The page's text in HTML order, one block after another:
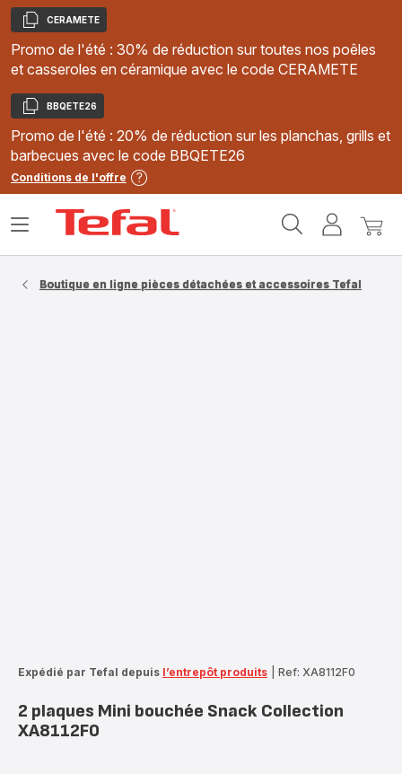
Copier
CERAMETE
Promo de l'été : 30% de réduction sur toutes nos poêles
et casseroles en céramique avec le code CERAMETE
Copier
BBQETE26
Promo de l'été : 20% de réduction sur les planchas, grills et
barbecues avec le code BBQETE26
Conditions de l'offre
MonMon
Ouvrir
Boutique en ligne pièces détachées et accessoires Tefal
Expédié par Tefal depuis l’entrepôt produits Ref: XA8112F0
2 plaques Mini bouchée Snack Collection
XA8112F0